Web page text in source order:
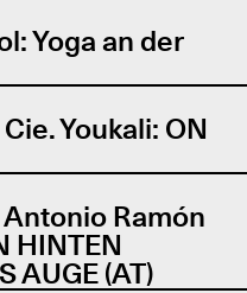
Yoga an der
Youkali: ON
Ramón
HINTEN
AUGE (AT)